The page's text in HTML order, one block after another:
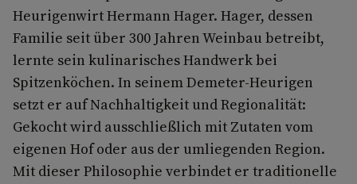
Heurigenwirt Hermann Hager. Hager, dessen
Familie seit über 300 Jahren Weinbau betreibt,
lernte sein kulinarisches Handwerk bei
Spitzenköchen. In seinem Demeter-Heurigen
setzt er auf Nachhaltigkeit und Regionalität:
Gekocht wird ausschließlich mit Zutaten vom
eigenen Hof oder aus der umliegenden Region.
Mit dieser Philosophie verbindet er traditionelle